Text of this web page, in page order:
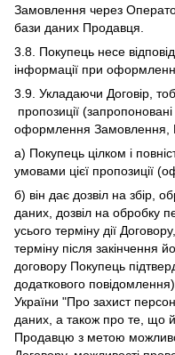
Замовлення через
бази даних Продавця.
3.8. Покупець несе
інформації при
3.9. Укладаючи Договір,
пропозиції
оформлення Замовлення,
а) Покупець цілком і
умовами цієї пропозиції
б) він дає дозвіл на збір,
даних, дозвіл на обробку
усього терміну дії
терміну після закінчення
договору Покупець
додаткового
України "Про захист
даних, а також про те, що
Продавцю з метою